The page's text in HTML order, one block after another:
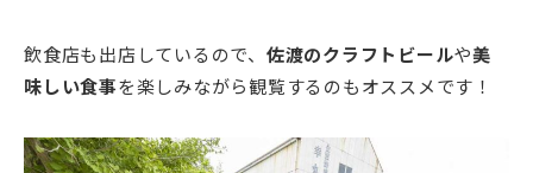
飲食店も出店しているので、 佐渡のクラフトビールや美
味しい食事を楽しみながら観覧するのもオススメです！